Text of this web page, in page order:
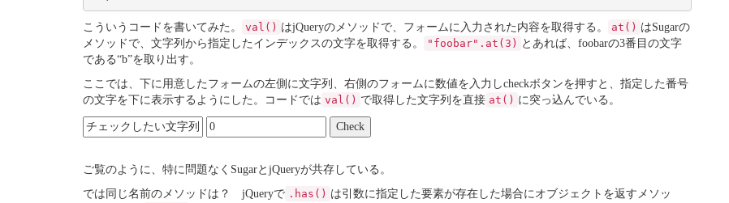
こういうコードを書いてみた。 val() はjQueryのメソッドで、フォームに入力された内容を取得する。 at() はSugarの
メソッドで、文字列から指定したインデックスの文字を取得する。
"foobar".at(3) とあれば、foobarの3番目の文字
である“b”を取り出す。
ここでは、下に用意したフォームの左側に文字列、右側のフォームに数値を入力しcheckボタンを押すと、指定した番号
の文字を下に表示するようにした。コードでは val() で取得した文字列を直接 at() に突っ込んでいる。
Check
ご覧のように、特に問題なくSugarとjQueryが共存している。
では同じ名前のメソッドは？ jQueryで .has() は引数に指定した要素が存在した場合にオブジェクトを返すメソッ